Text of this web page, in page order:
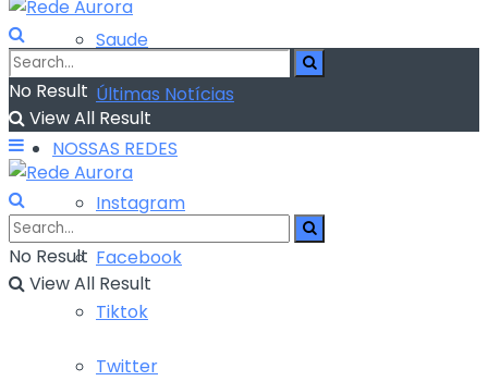
Saude
Últimas Notícias
NOSSAS REDES
Instagram
Facebook
Tiktok
Twitter
No Result
View All Result
No Result
View All Result